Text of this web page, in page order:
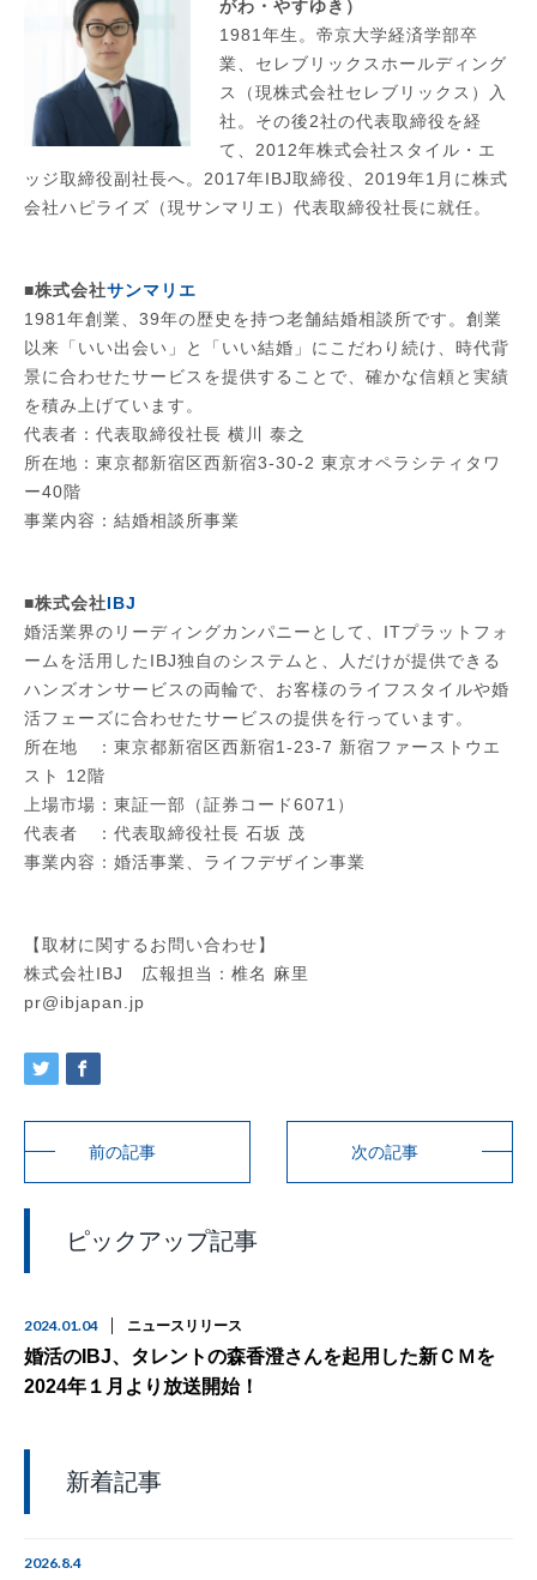
がわ・やすゆき）
1981年生。帝京大学経済学部卒
業、セレブリックスホールディング
ス（現株式会社セレブリックス）入
社。その後2社の代表取締役を経
て、2012年株式会社スタイル・エ
ッジ取締役副社長へ。2017年IBJ取締役、2019年1月に株式
会社ハピライズ（現サンマリエ）代表取締役社長に就任。
■株式会社サンマリエ
1981年創業、39年の歴史を持つ老舗結婚相談所です。創業
以来「いい出会い」と「いい結婚」にこだわり続け、時代背
景に合わせたサービスを提供することで、確かな信頼と実績
を積み上げています。
代表者：代表取締役社長 横川 泰之
所在地：東京都新宿区西新宿3-30-2 東京オペラシティタワ
ー40階
事業内容：結婚相談所事業
■株式会社IBJ
​婚活業界のリーディングカンパニーとして、ITプラットフォ
ームを活用したIBJ独自のシステムと、人だけが提供できる
ハンズオンサービスの両輪で、お客様のライフスタイルや婚
活フェーズに合わせたサービスの提供を行っています。
所在地 ：東京都新宿区西新宿1-23-7 新宿ファーストウエ
スト 12階
上場市場：東証一部（証券コード6071）
代表者 ：代表取締役社長 石坂 茂
事業内容：婚活事業、ライフデザイン事業
【取材に関するお問い合わせ】
株式会社IBJ 広報担当：椎名 麻里
pr@ibjapan.jp
前の記事 次の記事
ピックアップ記事
2024.01.04 ニュースリリース
婚活のIBJ、タレントの森香澄さんを起用した新ＣＭを
2024年１月より放送開始！
新着記事
2026.8.4